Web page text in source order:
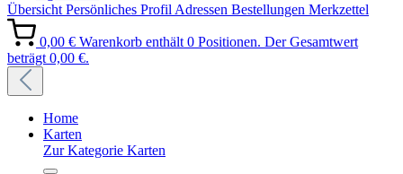
Übersicht Persönliches Profil Adressen Bestellungen Merkzettel
0,00 € Warenkorb enthält 0 Positionen. Der Gesamtwert
beträgt 0,00 €.
Home
Karten
Zur Kategorie Karten